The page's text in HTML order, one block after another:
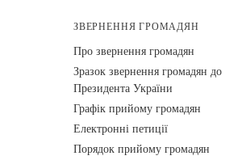
ЗВЕРНЕННЯ ГРОМАДЯН
Про звернення громадян
Зразок звернення громадян до
Президента України
Графік прийому громадян
Електронні петиції
Порядок прийому громадян